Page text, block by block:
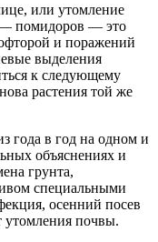
или утомление
— помидоров — это
и поражений
выделения
к следующему
растения той же
года в год на одном и
объяснениях и
грунта,
специальными
осенний посев
утомления почвы.